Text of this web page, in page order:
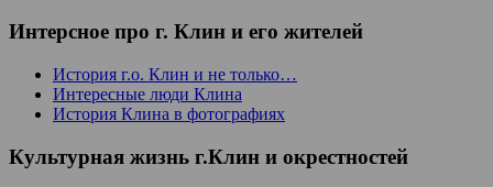
Интерсное про г. Клин и его жителей
История г.о. Клин и не только…
Интересные люди Клина
История Клина в фотографиях
Культурная жизнь г.Клин и окрестностей